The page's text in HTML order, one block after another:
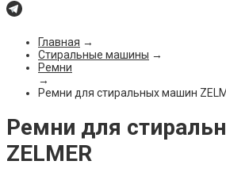
Главная →
Стиральные машины →
Ремни
→
Ремни для стиральных машин
Ремни для
ZELMER